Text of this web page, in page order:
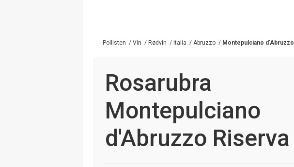
Pollisten / Vin / Rødvin / Italia / Abruzzo / Montepulciano d'Abruzzo
Rosarubra
Montepulciano
d'Abruzzo Riserva